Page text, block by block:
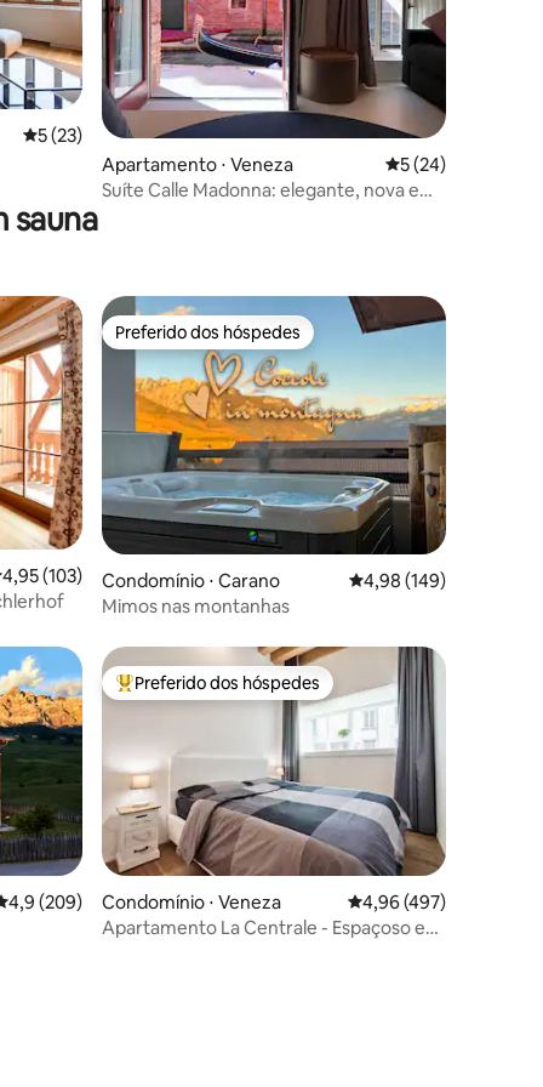
5 de uma avaliação média de 5, 23 avaliações
5 (23)
Apartamento ⋅ Veneza 5 de uma
5 (24)
Suíte Calle Madonna: elegante, nova e
sauna
de uma avaliação média de 5, 103 avaliações
4,95 (103)
Preferido dos hóspedes
Preferido dos hóspedes
Condomínio ⋅ Carano 4,98 de uma avaliação
4,98 (149)
Mimos nas montanhas
hóspedes
de uma avaliação média de 5, 209 avaliações
4,9 (209)
Entre os melhores preferidos dos hóspedes
Preferido dos hóspedes
Condomínio ⋅ Veneza 4,96 de uma avaliação
4,96 (497)
Apartamento La Centrale - Espaçoso e